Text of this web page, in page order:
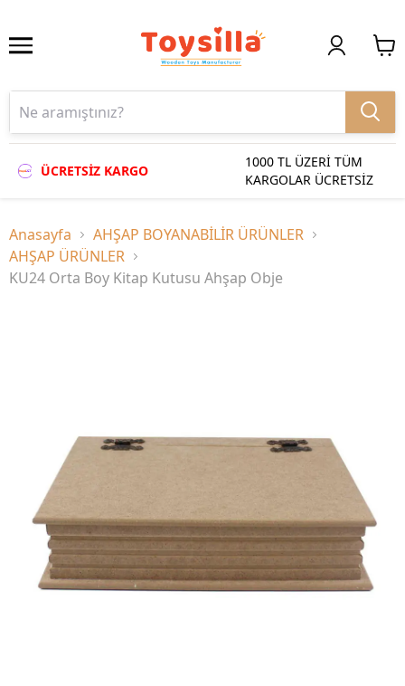
ÜCRETSİZ KARGO
1000 TL ÜZERİ TÜM
KARGOLAR ÜCRETSİZ
Anasayfa
AHŞAP BOYANABİLİR ÜRÜNLER
AHŞAP ÜRÜNLER
KU24 Orta Boy Kitap Kutusu Ahşap Obje